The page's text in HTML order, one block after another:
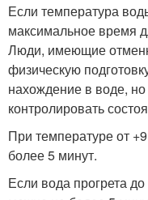
Если температура
максимальное время
Люди, имеющие
физическую
нахождение в воде,
контролировать
При температуре от
более 5 минут.
Если вода прогрета